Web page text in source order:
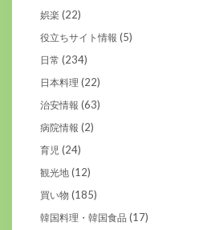
娯楽 (22)
役立ちサイト情報 (5)
日常 (234)
日本料理 (22)
治安情報 (63)
病院情報 (2)
育児 (24)
観光地 (12)
買い物 (185)
韓国料理・韓国食品 (17)